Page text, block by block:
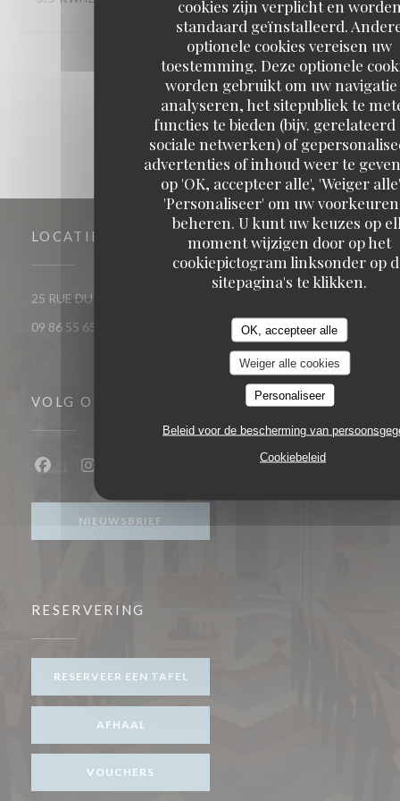
cookies zijn verplicht en
standaard geïnstalleerd.
optionele cookies vereisen uw
toestemming. Deze optionele
worden gebruikt om uw
analyseren, het sitepubliek te
functies te bieden (bijv. gerelateerd
sociale netwerken) of
advertenties of inhoud weer te
op 'OK, accepteer alle', 'Weiger
'Personaliseer' om uw
beheren. U kunt uw keuzes op
moment wijzigen door op het
cookiepictogram linksonder op
sitepagina's te klikken.
OK, accepteer alle
Weiger alle cookies
Personaliseer
Beleid voor de bescherming van
Cookiebeleid
2 3
LOCATIE
25 RUE DU ROI DE SICILE 75004 PARIS
09 86 55 65 65
VOLG ONS
Facebook ((opent in een nieuw venster))
Instagram ((opent in een nieuw venster))
NIEUWSBRIEF
RESERVERING
RESERVEER EEN TAFEL
AFHAAL
VOUCHERS